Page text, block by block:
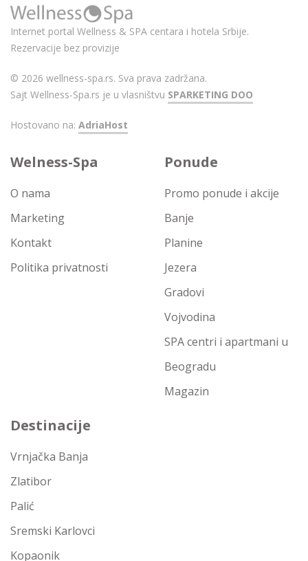
Internet portal Wellness & SPA centara i hotela Srbije.
Rezervacije bez provizije
© 2026 wellness-spa.rs. Sva prava zadržana.
Sajt Wellness-Spa.rs je u vlasništvu SPARKETING DOO
Hostovano na: AdriaHost
Welness-Spa
O nama
Marketing
Kontakt
Politika privatnosti
Ponude
Promo ponude i akcije
Banje
Planine
Jezera
Gradovi
Vojvodina
SPA centri i apartmani u
Beogradu
Magazin
Destinacije
Vrnjačka Banja
Zlatibor
Palić
Sremski Karlovci
Kopaonik